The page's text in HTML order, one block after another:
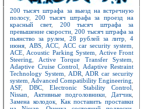
200 тысяч штрафа за выезд на встречную
полосу, 200 тысяч штрафа за проезд на
красный свет, 200 тысяч штрафа за
превышение скорости ,200 тысяч штрафа за
пьянство за рулем
28 рублей за литр
4
июня
ABS ACC ACC car security system
ACE Acoustic Parking System
Active Front
Steering
Active Torque Transfer System
Adaptive Cruise Control
Adaptive Restraint
Technology System
ADR
ADR car security
system Advanced Compatibility Engineering
ASF, DBC, Electronic Stability Control
Nissan
Активные подголовники Датчик
Замена колодок, Как поставить проставки